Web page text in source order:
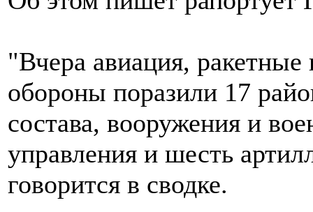
"Вчера авиация,
обороны поразили 17
состава, вооружения и
управления и шесть
говорится в сводке.